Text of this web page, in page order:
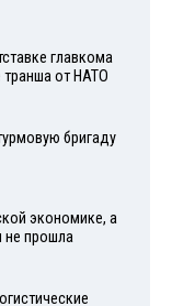
главкома
от НАТО
бригаду
экономике, а
не прошла